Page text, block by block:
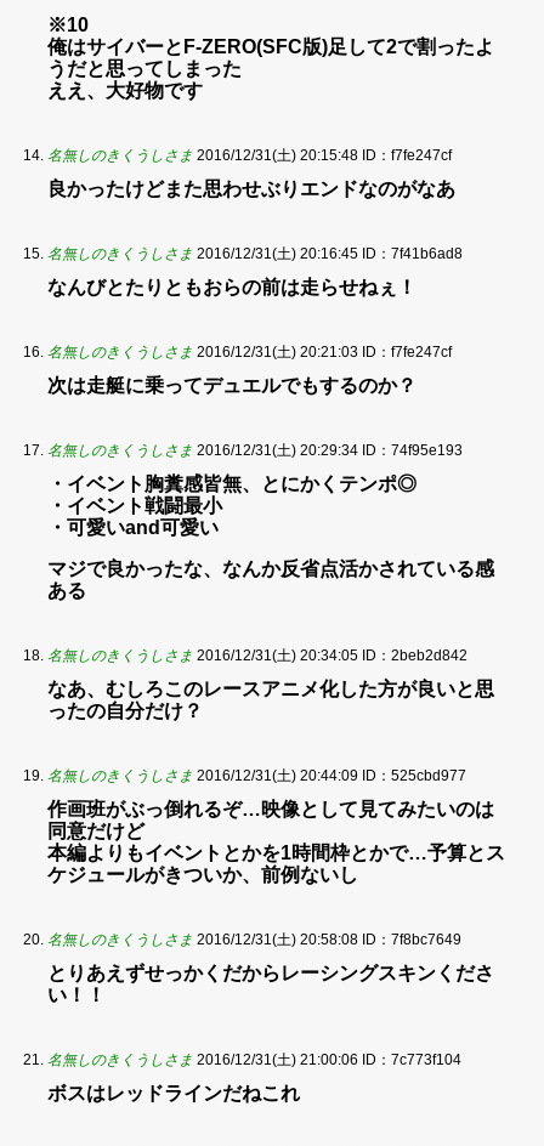
※10
俺はサイバーとF-ZERO(SFC版)足して2で割ったよ
うだと思ってしまった
ええ、大好物です
名無しのきくうしさま 2016/12/31(土) 20:15:48 ID：f7fe247cf
良かったけどまた思わせぶりエンドなのがなあ
名無しのきくうしさま 2016/12/31(土) 20:16:45 ID：7f41b6ad8
なんびとたりともおらの前は走らせねぇ！
名無しのきくうしさま 2016/12/31(土) 20:21:03 ID：f7fe247cf
次は走艇に乗ってデュエルでもするのか？
名無しのきくうしさま 2016/12/31(土) 20:29:34 ID：74f95e193
・イベント胸糞感皆無、とにかくテンポ◎
・イベント戦闘最小
・可愛いand可愛い
マジで良かったな、なんか反省点活かされている感
ある
名無しのきくうしさま 2016/12/31(土) 20:34:05 ID：2beb2d842
なあ、むしろこのレースアニメ化した方が良いと思
ったの自分だけ？
名無しのきくうしさま 2016/12/31(土) 20:44:09 ID：525cbd977
作画班がぶっ倒れるぞ…映像として見てみたいのは
同意だけど
本編よりもイベントとかを1時間枠とかで…予算とス
ケジュールがきついか、前例ないし
名無しのきくうしさま 2016/12/31(土) 20:58:08 ID：7f8bc7649
とりあえずせっかくだからレーシングスキンくださ
い！！
名無しのきくうしさま 2016/12/31(土) 21:00:06 ID：7c773f104
ボスはレッドラインだねこれ